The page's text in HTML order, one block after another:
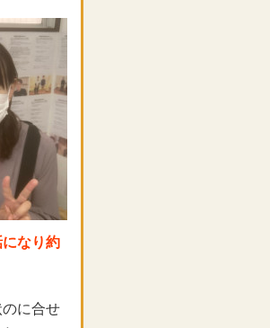
なり約
に合せ